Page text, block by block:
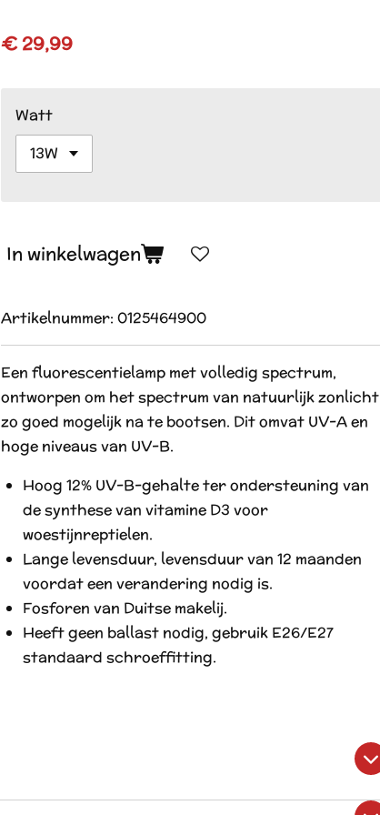
€ 29,99
Watt
In winkelwagen
Artikelnummer: 0125464900
Een fluorescentielamp met volledig spectrum,
ontworpen om het spectrum van natuurlijk zonlicht
zo goed mogelijk na te bootsen. Dit omvat UV-A en
hoge niveaus van UV-B.
Hoog 12% UV-B-gehalte ter ondersteuning van
de synthese van vitamine D3 voor
woestijnreptielen.
Lange levensduur, levensduur van 12 maanden
voordat een verandering nodig is.
Fosforen van Duitse makelij.
Heeft geen ballast nodig, gebruik E26/E27
standaard schroeffitting.